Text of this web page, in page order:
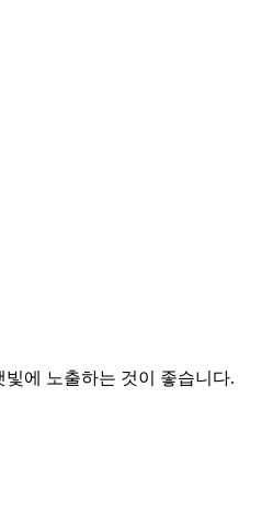
에 노출하는 것이 좋습니다.